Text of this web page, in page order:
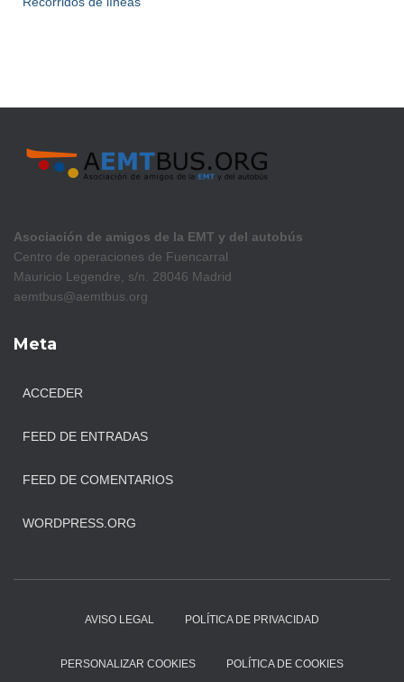
Asociación de amigos de la EMT y del autobús
Centro de operaciones de Fuencarral
Mauricio Legendre, s/n. 28046 Madrid
aemtbus@aemtbus.org
Meta
ACCEDER
FEED DE ENTRADAS
FEED DE COMENTARIOS
WORDPRESS.ORG
AVISO LEGAL POLÍTICA DE PRIVACIDAD
PERSONALIZAR COOKIES POLÍTICA DE COOKIES